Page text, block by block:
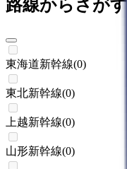
路線からさがす
東海道新幹線(0)
東北新幹線(0)
上越新幹線(0)
山形新幹線(0)